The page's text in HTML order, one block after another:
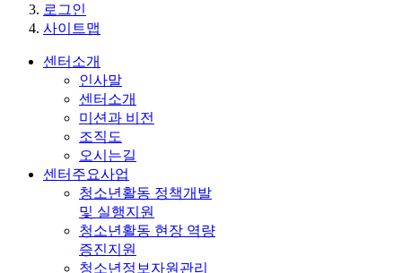
로그인
사이트맵
센터소개
인사말
센터소개
미션과 비전
조직도
오시는길
센터주요사업
청소년활동 정책개발
및 실행지원
청소년활동 현장 역량
증진지원
청소년정보자원관리